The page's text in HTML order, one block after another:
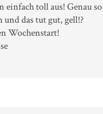
einfach toll aus! Genau
das tut gut, gell!?
Wochenstart!